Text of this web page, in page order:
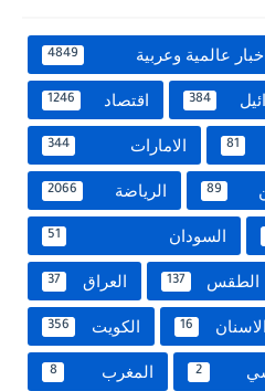
اخبار عالمية وعربية 4849
384 اقتصاد 1246
81 الامارات 344
89 الرياضة 2066
السودان 51
الطقس 137 العراق 37
16 الكويت 356
2 المغرب 8